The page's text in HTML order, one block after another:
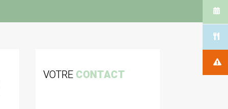
VOTRE CONTACT